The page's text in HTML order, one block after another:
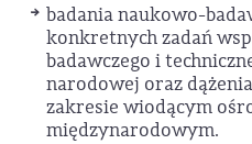
badania naukowo-
konkretnych zadań
badawczego i
narodowej oraz
zakresie wiodącym
międzynarodowym.